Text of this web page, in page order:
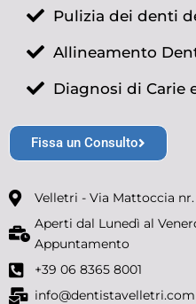
Pulizia dei denti
Allineamento
Diagnosi di Carie
Fissa un Consulto
Velletri - Via Mattoccia
Aperti dal Lunedì al
Appuntamento
+39 06 8365 8001
info@dentistavelletri.com